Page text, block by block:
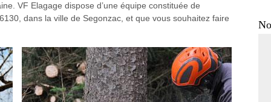
VF Elagage dispose d’une équipe constituée de
dans la ville de Segonzac, et que vous souhaitez faire